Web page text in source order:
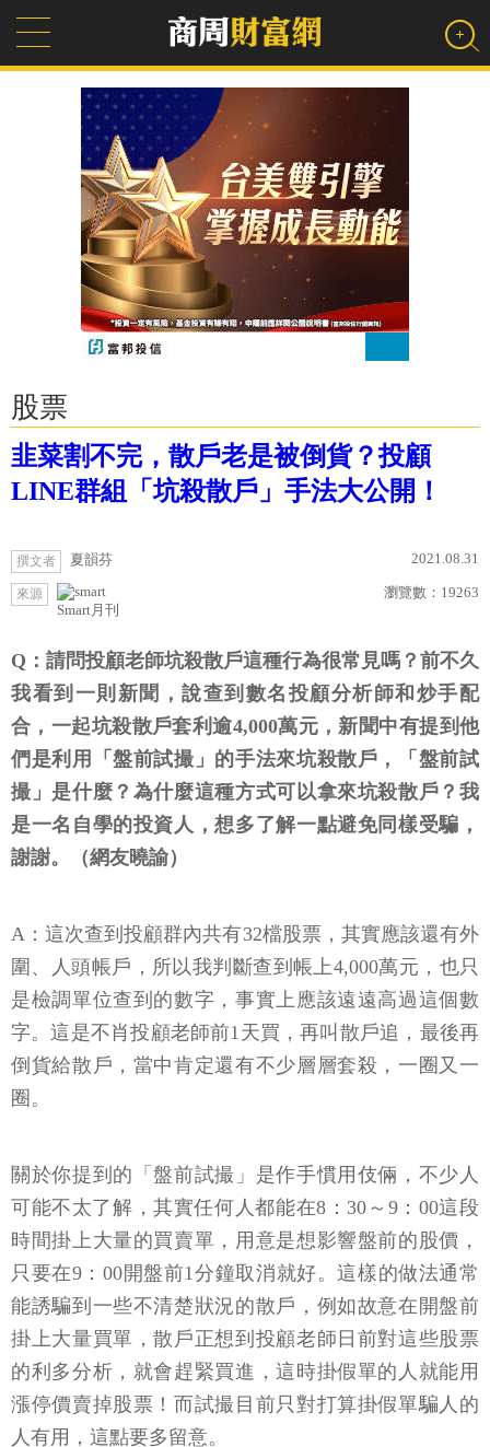
股票
韭菜割不完，散戶老是被倒貨？投顧
LINE群組「坑殺散戶」手法大公開！
撰文者 夏韻芬 2021.08.31
來源
Smart月刊
瀏覽數： 19263
Q：請問投顧老師坑殺散戶這種行為很常見嗎？前不久
我看到一則新聞，說查到數名投顧分析師和炒手配
合，一起坑殺散戶套利逾4,000萬元，新聞中有提到他
們是利用「盤前試撮」的手法來坑殺散戶，「盤前試
撮」是什麼？為什麼這種方式可以拿來坑殺散戶？我
是一名自學的投資人，想多了解一點避免同樣受騙，
謝謝。（網友曉諭）
A：這次查到投顧群內共有32檔股票，其實應該還有外
圍、人頭帳戶，所以我判斷查到帳上4,000萬元，也只
是檢調單位查到的數字，事實上應該遠遠高過這個數
字。這是不肖投顧老師前1天買，再叫散戶追，最後再
倒貨給散戶，當中肯定還有不少層層套殺，一圈又一
圈。
關於你提到的「盤前試撮」是作手慣用伎倆，不少人
可能不太了解，其實任何人都能在8：30～9：00這段
時間掛上大量的買賣單，用意是想影響盤前的股價，
只要在9：00開盤前1分鐘取消就好。這樣的做法通常
能誘騙到一些不清楚狀況的散戶，例如故意在開盤前
掛上大量買單，散戶正想到投顧老師日前對這些股票
的利多分析，就會趕緊買進，這時掛假單的人就能用
漲停價賣掉股票！而試撮目前只對打算掛假單騙人的
人有用，這點要多留意。